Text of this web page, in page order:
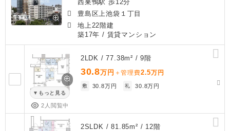
西巣鴨駅 歩12分
豊島区上池袋１丁目
地上22階建
築17年 / 賃貸マンション
もっと見る
2人閲覧中
2LDK / 77.38m² / 9階
30.8万円 ＋管理費2.5万円
敷 30.8万円 礼 30.8万円
2SLDK / 81.85m² / 12階